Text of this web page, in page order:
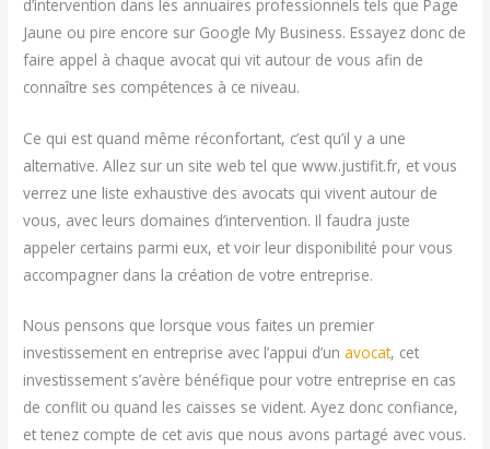
d’intervention dans les annuaires professionnels tels que Page
Jaune ou pire encore sur Google My Business. Essayez donc de
faire appel à chaque avocat qui vit autour de vous afin de
connaître ses compétences à ce niveau.
Ce qui est quand même réconfortant, c’est qu’il y a une
alternative. Allez sur un site web tel que www.justifit.fr, et vous
verrez une liste exhaustive des avocats qui vivent autour de
vous, avec leurs domaines d’intervention. Il faudra juste
appeler certains parmi eux, et voir leur disponibilité pour vous
accompagner dans la création de votre entreprise.
Nous pensons que lorsque vous faites un premier
investissement en entreprise avec l’appui d’unavocat, cet
investissement s’avère bénéfique pour votre entreprise en cas
de conflit ou quand les caisses se vident. Ayez donc confiance,
et tenez compte de cet avis que nous avons partagé avec vous.